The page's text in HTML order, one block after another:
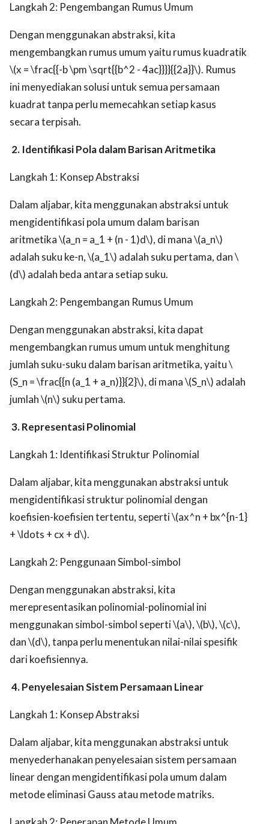
Langkah 2: Pengembangan Rumus Umum
Dengan menggunakan abstraksi, kita
mengembangkan rumus umum yaitu rumus kuadratik
\(x = \frac{{-b \pm \sqrt{{b^2 - 4ac}}}}{{2a}}\). Rumus
ini menyediakan solusi untuk semua persamaan
kuadrat tanpa perlu memecahkan setiap kasus
secara terpisah.
2. Identifikasi Pola dalam Barisan Aritmetika
Langkah 1: Konsep Abstraksi
Dalam aljabar, kita menggunakan abstraksi untuk
mengidentifikasi pola umum dalam barisan
aritmetika \(a_n = a_1 + (n - 1)d\), di mana \(a_n\)
adalah suku ke-n, \(a_1\) adalah suku pertama, dan \
(d\) adalah beda antara setiap suku.
Langkah 2: Pengembangan Rumus Umum
Dengan menggunakan abstraksi, kita dapat
mengembangkan rumus umum untuk menghitung
jumlah suku-suku dalam barisan aritmetika, yaitu \
(S_n = \frac{{n (a_1 + a_n)}}{2}\), di mana \(S_n\) adalah
jumlah \(n\) suku pertama.
3. Representasi Polinomial
Langkah 1: Identifikasi Struktur Polinomial
Dalam aljabar, kita menggunakan abstraksi untuk
mengidentifikasi struktur polinomial dengan
koefisien-koefisien tertentu, seperti \(ax^n + bx^{n-1}
+ \ldots + cx + d\).
Langkah 2: Penggunaan Simbol-simbol
Dengan menggunakan abstraksi, kita
merepresentasikan polinomial-polinomial ini
menggunakan simbol-simbol seperti \(a\), \(b\), \(c\),
dan \(d\), tanpa perlu menentukan nilai-nilai spesifik
dari koefisiennya.
4. Penyelesaian Sistem Persamaan Linear
Langkah 1: Konsep Abstraksi
Dalam aljabar, kita menggunakan abstraksi untuk
menyederhanakan penyelesaian sistem persamaan
linear dengan mengidentifikasi pola umum dalam
metode eliminasi Gauss atau metode matriks.